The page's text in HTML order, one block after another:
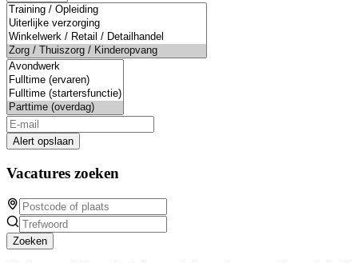
Alert opslaan
Vacatures zoeken
Zoeken